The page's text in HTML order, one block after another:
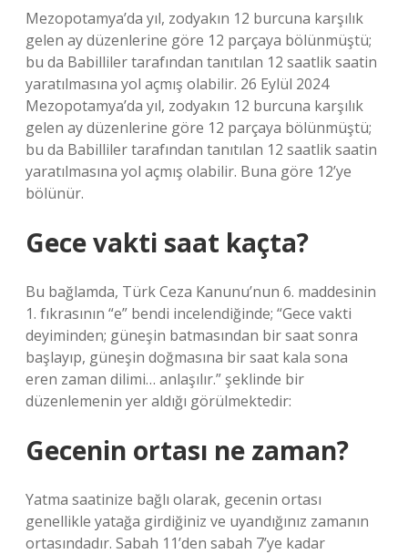
Mezopotamya’da yıl, zodyakın 12 burcuna karşılık
gelen ay düzenlerine göre 12 parçaya bölünmüştü;
bu da Babilliler tarafından tanıtılan 12 saatlik saatin
yaratılmasına yol açmış olabilir. 26 Eylül 2024
Mezopotamya’da yıl, zodyakın 12 burcuna karşılık
gelen ay düzenlerine göre 12 parçaya bölünmüştü;
bu da Babilliler tarafından tanıtılan 12 saatlik saatin
yaratılmasına yol açmış olabilir. Buna göre 12’ye
bölünür.
Gece vakti saat kaçta?
Bu bağlamda, Türk Ceza Kanunu’nun 6. maddesinin
1. fıkrasının “e” bendi incelendiğinde; “Gece vakti
deyiminden; güneşin batmasından bir saat sonra
başlayıp, güneşin doğmasına bir saat kala sona
eren zaman dilimi… anlaşılır.” şeklinde bir
düzenlemenin yer aldığı görülmektedir:
Gecenin ortası ne zaman?
Yatma saatinize bağlı olarak, gecenin ortası
genellikle yatağa girdiğiniz ve uyandığınız zamanın
ortasındadır. Sabah 11’den sabah 7’ye kadar